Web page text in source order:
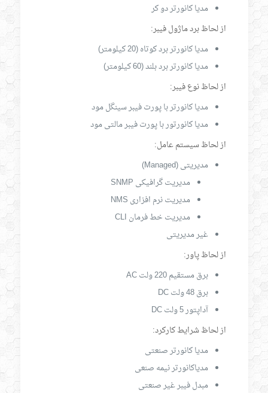
مدیا کانورتر دو کر
از لحاظ برد ماژول فیبر:
مدیا کانورتر برد کوتاه (20 کیلومتر)
مدیا کانورتر برد بلند (60 کیلومتر)
از لحاظ نوع فیبر:
مدیا کانورتر با پورت فیبر سینگل مود
مدیا کانورتور با پورت فیبر مالتی مود
از لحاظ سیستم عامل:
مدیریتی (Managed)
مدیریت گرافیکی SNMP
مدیریت نرم افزاری NMS
مدیریت خط فرمان CLI
غیر مدیریتی
از لحاظ پاور:
برق مستقیم 220 ولت AC
برق 48 ولت DC
آداپتور 5 ولت DC
از لحاظ شرایط کارکرد:
مدیا کانورتر صنعتی
مدیاکانورتر نیمه صنعی
مبدل فیبر غیر صنعتی